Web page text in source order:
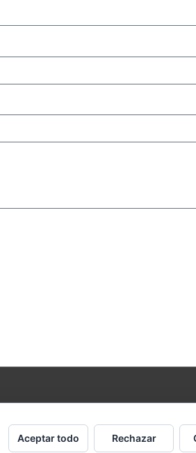
de cookies
Aceptar todo Rechazar